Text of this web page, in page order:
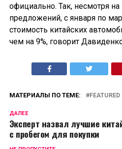
официально. Так, несмотря
предложений, с января по
стоимость китайских
чем на 9%, говорит
МАТЕРИАЛЫ ПО ТЕМЕ: FEATURED
ДАЛЕЕ
Эксперт назвал лучшие
с пробегом для покупки